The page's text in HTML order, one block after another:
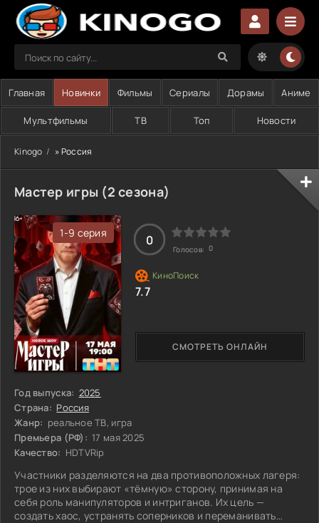
Главная Новинки Фильмы Сериалы Дорамы Аниме
Мультфильмы ТВ Топ Новости
Kinogo » Россия
Мастер игры (2 сезона)
1-9 серия
Год выпуска: 2025
Страна: Россия
Жанр: реальное ТВ, игра
Премьера (РФ): 17 мая 2025
Качество: HDTVRip
Участники разделяются на два противоположных лагеря:
трое из них выбирают «тёмную» сторону, принимая на
себя роль манипуляторов и интриганов. Их цель —
создать хаос, устранять соперников и переманивать
СМОТРЕТЬ ОНЛАЙН
0
Голосов: 0
7.7